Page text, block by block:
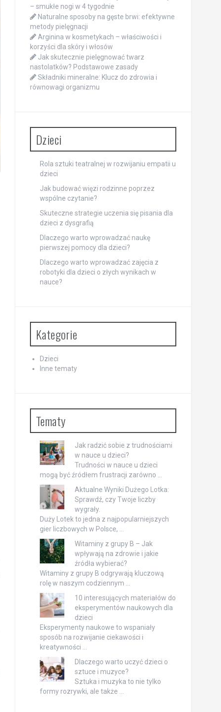
– smukłe nogi w 4 tygodnie
Naturalne sposoby na gęste brwi: efektywne
metody pielęgnacji
Arginina w kosmetykach – właściwości i
korzyści dla skóry i włosów
Jak skutecznie pielęgnować twarz
nastolatków? Podstawowe zasady
Składniki mineralne: Klucz do zdrowia i
równowagi organizmu
Dzieci
Rola sztuki teatralnej w rozwijaniu empatii u
dzieci
Jak budować więzi rodzinne poprzez
wspólne czytanie?
Skuteczne strategie uczenia się pisania dla
dzieci z dysgrafią
Dlaczego warto wprowadzać naukę
pierwszej pomocy dla dzieci?
Dlaczego warto wprowadzać zajęcia z
robotyki dla dzieci o złych wynikach w
nauce?
Kategorie
Dzieci
Inne tematy
Tematy
Jak radzić sobie z trudnościami
w nauce u dzieci?
Trudności w nauce u dzieci
mogą być źródłem frustracji zarówno …
Aktualne Wyniki Dużego Lotka:
Sprawdź, czy Twoje liczby
wygrały.
Duży Lotek to jedna z najpopularniejszych
gier liczbowych w Polsce, …
Witaminy z grupy B – Jak
wpływają na zdrowie i jakie
źródła wybierać?
Witaminy z grupy B odgrywają kluczową
rolę w naszym codziennym …
10 interesujących materiałów do
eksperymentów naukowych dla
dzieci
Eksperymenty naukowe to wspaniały
sposób na rozwijanie ciekawości i
kreatywności …
Dlaczego warto uczyć dzieci o
sztuce i muzyce?
Sztuka i muzyka to nie tylko
formy rozrywki, ale także …